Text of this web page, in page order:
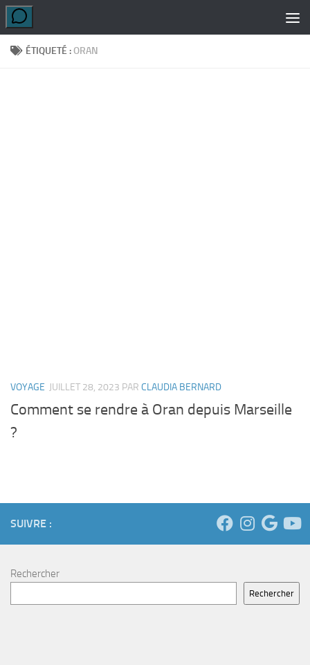
Skip to content
ÉTIQUETÉ :ORAN
VOYAGE JUILLET 28, 2023 PAR CLAUDIA BERNARD
Comment se rendre à Oran depuis Marseille
?
SUIVRE :
Rechercher
Rechercher